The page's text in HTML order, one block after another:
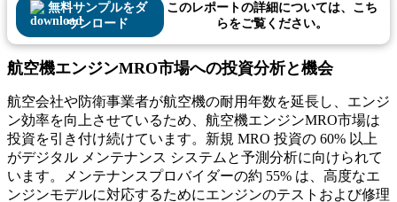
無料サンプルをダ
ウンロード
このレポートの詳細については、こち
らをご覧ください。
航空機エンジンMRO市場への投資分析と機会
航空会社や防衛事業者が航空機の耐用年数を延長し、エンジ
ン効率を向上させているため、航空機エンジンMRO市場は
投資を引き付け続けています。新規 MRO 投資の 60% 以上
がデジタル メンテナンス システムと予測分析に向けられて
います。メンテナンスプロバイダーの約 55% は、高度なエ
ンジンモデルに対応するためにエンジンのテストおよび修理